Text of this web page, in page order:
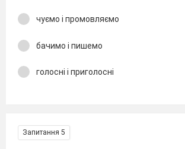
чуємо і промовляємо
бачимо і пишемо
голосні і приголосні
Запитання 5